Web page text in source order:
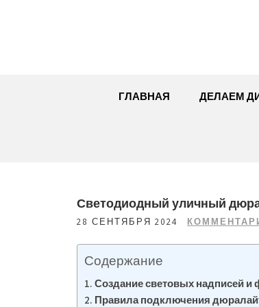
ГЛАВНАЯ ДЕЛАЕМ
Светодиодный уличный
28 СЕНТЯБРЯ 2024
Содержание
Создание световых надписей и
Правила подключения